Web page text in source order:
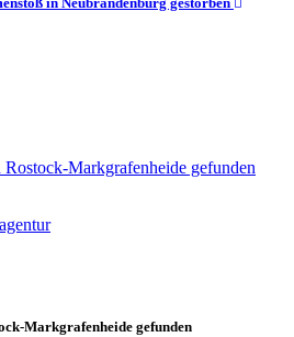
Markgrafenheide gefunden